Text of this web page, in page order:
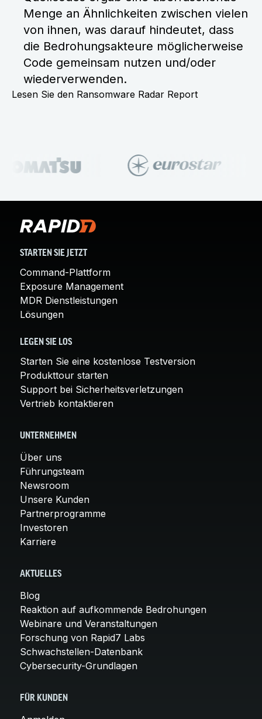
Menge an Ähnlichkeiten zwischen vielen
von ihnen, was darauf hindeutet, dass
die Bedrohungsakteure möglicherweise
Code gemeinsam nutzen und/oder
wiederverwenden.
Lesen Sie den Ransomware Radar Report
STARTEN SIE JETZT
Command-Plattform
Exposure Management
MDR Dienstleistungen
Lösungen
LEGEN SIE LOS
Starten Sie eine kostenlose Testversion
Produkttour starten
Support bei Sicherheitsverletzungen
Vertrieb kontaktieren
UNTERNEHMEN
Über uns
Führungsteam
Newsroom
Unsere Kunden
Partnerprogramme
Investoren
Karriere
AKTUELLES
Blog
Reaktion auf aufkommende Bedrohungen
Webinare und Veranstaltungen
Forschung von Rapid7 Labs
Schwachstellen-Datenbank
Cybersecurity-Grundlagen
FÜR KUNDEN